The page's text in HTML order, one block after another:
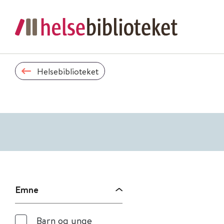
Helsebiblioteket
Emne
Barn og unge